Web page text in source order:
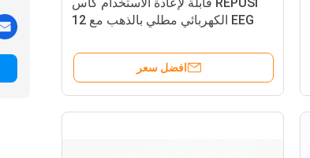
EEG الكهربائي مطلي بالذهب مع 12
افضل سعر